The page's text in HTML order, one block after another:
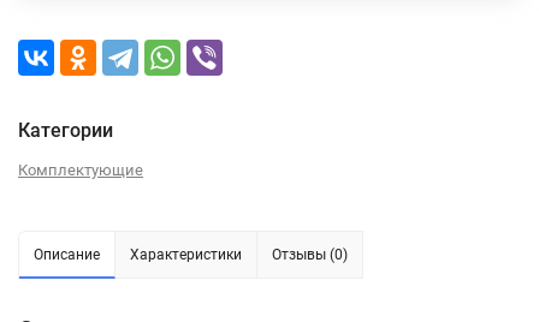
Категории
Комплектующие
Описание Характеристики Отзывы (0)